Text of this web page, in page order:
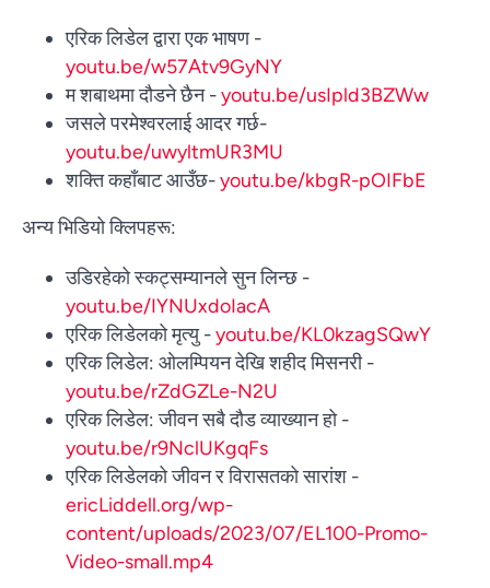
एरिक लिडेल द्वारा एक भाषण -
youtu.be/w57Atv9GyNY
म शबाथमा दौडने छैन -youtu.be/usIpld3BZWw
जसले परमेश्वरलाई आदर गर्छ-
youtu.be/uwyltmUR3MU
शक्ति कहाँबाट आउँछ-youtu.be/kbgR-pOIFbE
अन्य भिडियो क्लिपहरू:
उडिरहेको स्कट्सम्यानले सुन लिन्छ -
youtu.be/IYNUxdoIacA
एरिक लिडेलको मृत्यु -youtu.be/KL0kzagSQwY
एरिक लिडेल: ओलम्पियन देखि शहीद मिसनरी -
youtu.be/rZdGZLe-N2U
एरिक लिडेल: जीवन सबै दौड व्याख्यान हो -
youtu.be/r9NclUKgqFs
एरिक लिडेलको जीवन र विरासतको सारांश -
ericLiddell.org/wp-
content/uploads/2023/07/EL100-Promo-
Video-small.mp4